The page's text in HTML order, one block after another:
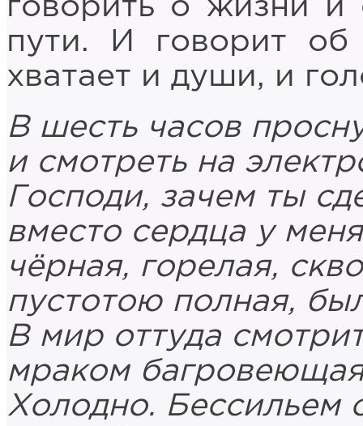
говорить о жизни
пути. И говорит об
хватает и души, и
В шесть часов
и смотреть на
Господи, зачем ты
вместо сердца у
чёрная, горелая,
пустотою полная,
В мир оттуда
мраком
Холодно. Бессильем